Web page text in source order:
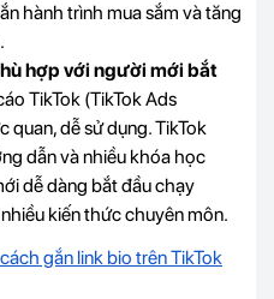
hành trình mua sắm và tăng
hợp với người mới bắt
TikTok (TikTok Ads
quan, dễ sử dụng. TikTok
dẫn và nhiều khóa học
dễ dàng bắt đầu chạy
kiến thức chuyên môn.
gắn link bio trên TikTok